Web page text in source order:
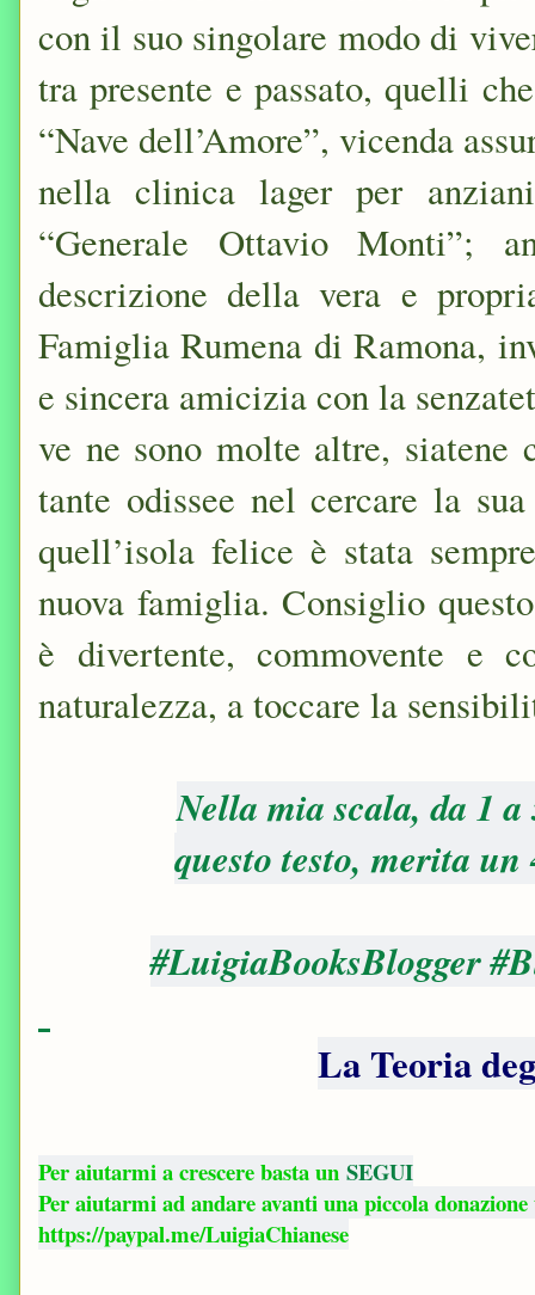
con il suo singolare modo di
tra presente e passato, quelli
“Nave dell’Amore”, vicenda
nella clinica lager per
“Generale Ottavio Monti”;
descrizione della vera e
Famiglia Rumena di Ramona,
e sincera amicizia con la
ve ne sono molte altre,
tante odissee nel cercare la
quell’isola felice è stata
nuova famiglia. Consiglio
è divertente, commovente e
naturalezza, a toccare la
Nella mia scala, da 1
questo testo, merita
#LuigiaBooksBlogger
La Teoria
Per aiutarmi a crescere basta un SEGUI
Per aiutarmi ad andare avanti una piccola
https://paypal.me/LuigiaChianese